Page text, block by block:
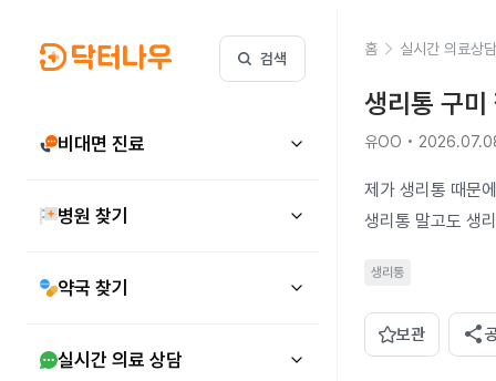
검색
비대면 진료
병원 찾기
약국 찾기
실시간 의료 상담
홈 실시간 의료상담
생리통 구
유OO •
제가 생리통 때문
생리통 말고도 생
생리통
보관 share